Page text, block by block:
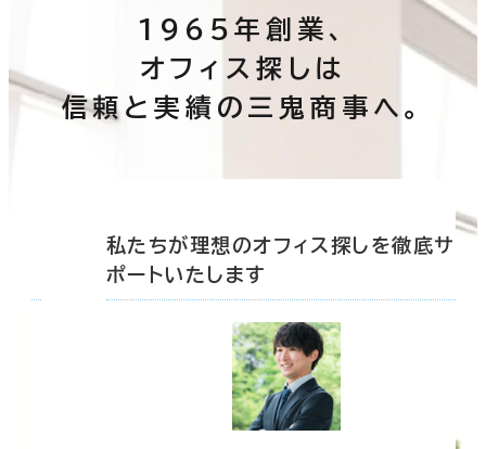
1965年創業、
オフィス探しは
信頼と実績の三鬼商事へ。
私たちが理想のオフィス探しを徹底サ
ポートいたします